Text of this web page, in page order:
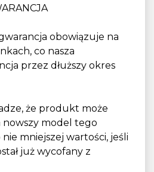
obowiązuje na
co nasza
przez dłuższy okres
że produkt może
nowszy model tego
mniejszej wartości, jeśli
już wycofany z